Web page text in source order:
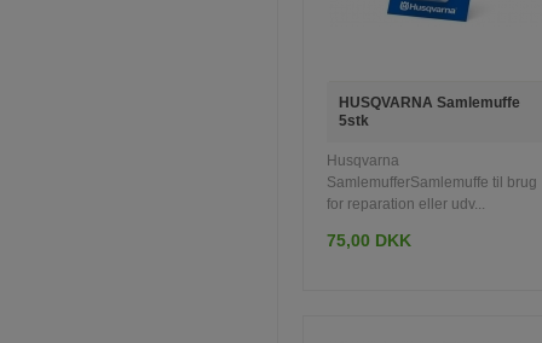
HUSQVARNA Samlemuffe
5stk
Husqvarna
SamlemufferSamlemuffe til brug
for reparation eller udv...
75,00 DKK